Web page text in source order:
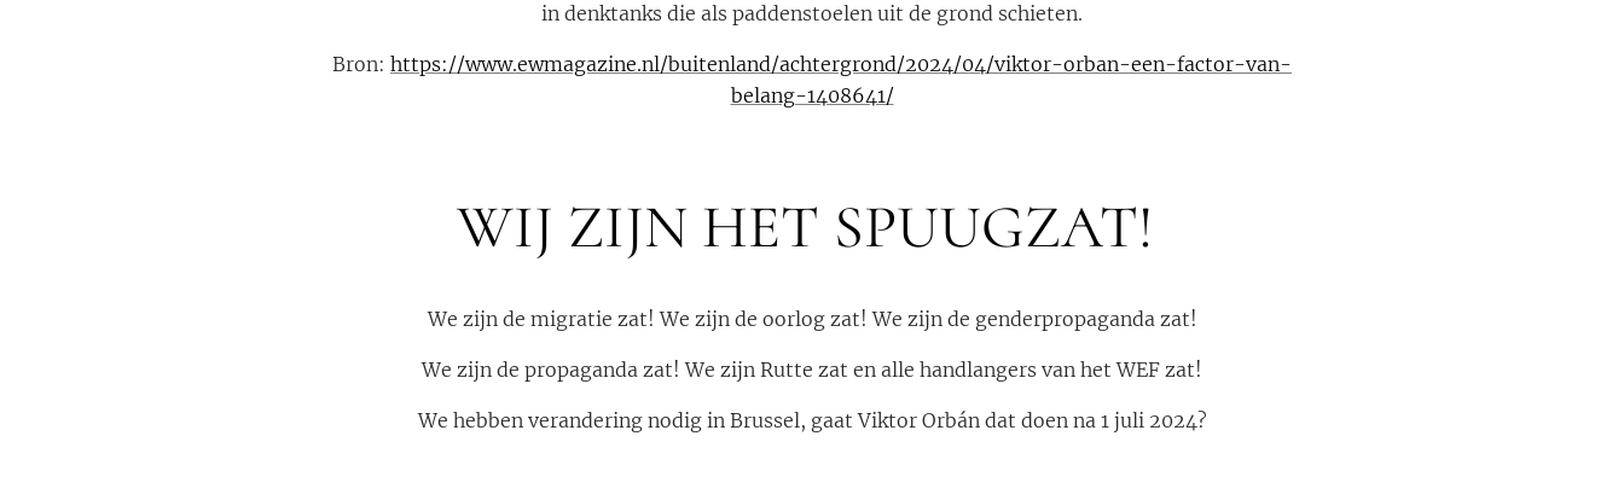
in denktanks die als paddenstoelen uit de grond schieten.
Bron: https://www.ewmagazine.nl/buitenland/achtergrond/2024/04/viktor-orban-een-factor-van-
belang-1408641/
WIJ ZIJN HET SPUUGZAT!
We zijn de migratie zat! We zijn de oorlog zat! We zijn de genderpropaganda zat!
We zijn de propaganda zat! We zijn Rutte zat en alle handlangers van het WEF zat!
We hebben verandering nodig in Brussel, gaat Viktor Orbán dat doen na 1 juli 2024?